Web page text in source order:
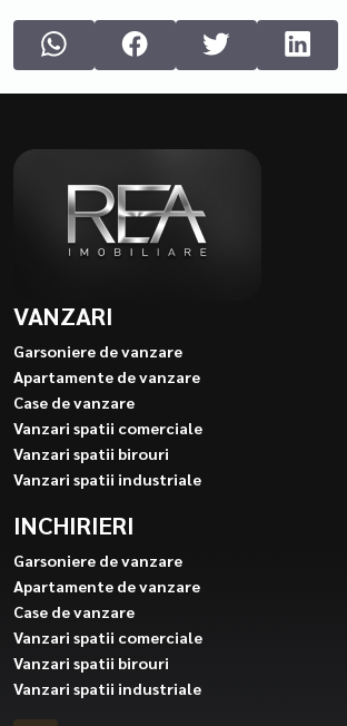
VANZARI
Garsoniere de vanzare
Apartamente de vanzare
Case de vanzare
Vanzari spatii comerciale
Vanzari spatii birouri
Vanzari spatii industriale
INCHIRIERI
Garsoniere de vanzare
Apartamente de vanzare
Case de vanzare
Vanzari spatii comerciale
Vanzari spatii birouri
Vanzari spatii industriale